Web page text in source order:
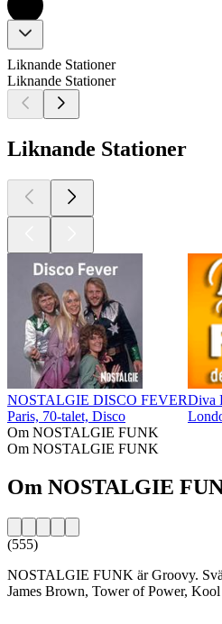
Liknande Stationer
Liknande Stationer
Liknande Stationer
NOSTALGIE DISCO FEVER
Paris, 70-talet, Disco
Diva
Om NOSTALGIE FUNK
Om NOSTALGIE FUNK
Om NOSTALGIE
(555)
NOSTALGIE FUNK är Groovy.
James Brown, Tower of Power,